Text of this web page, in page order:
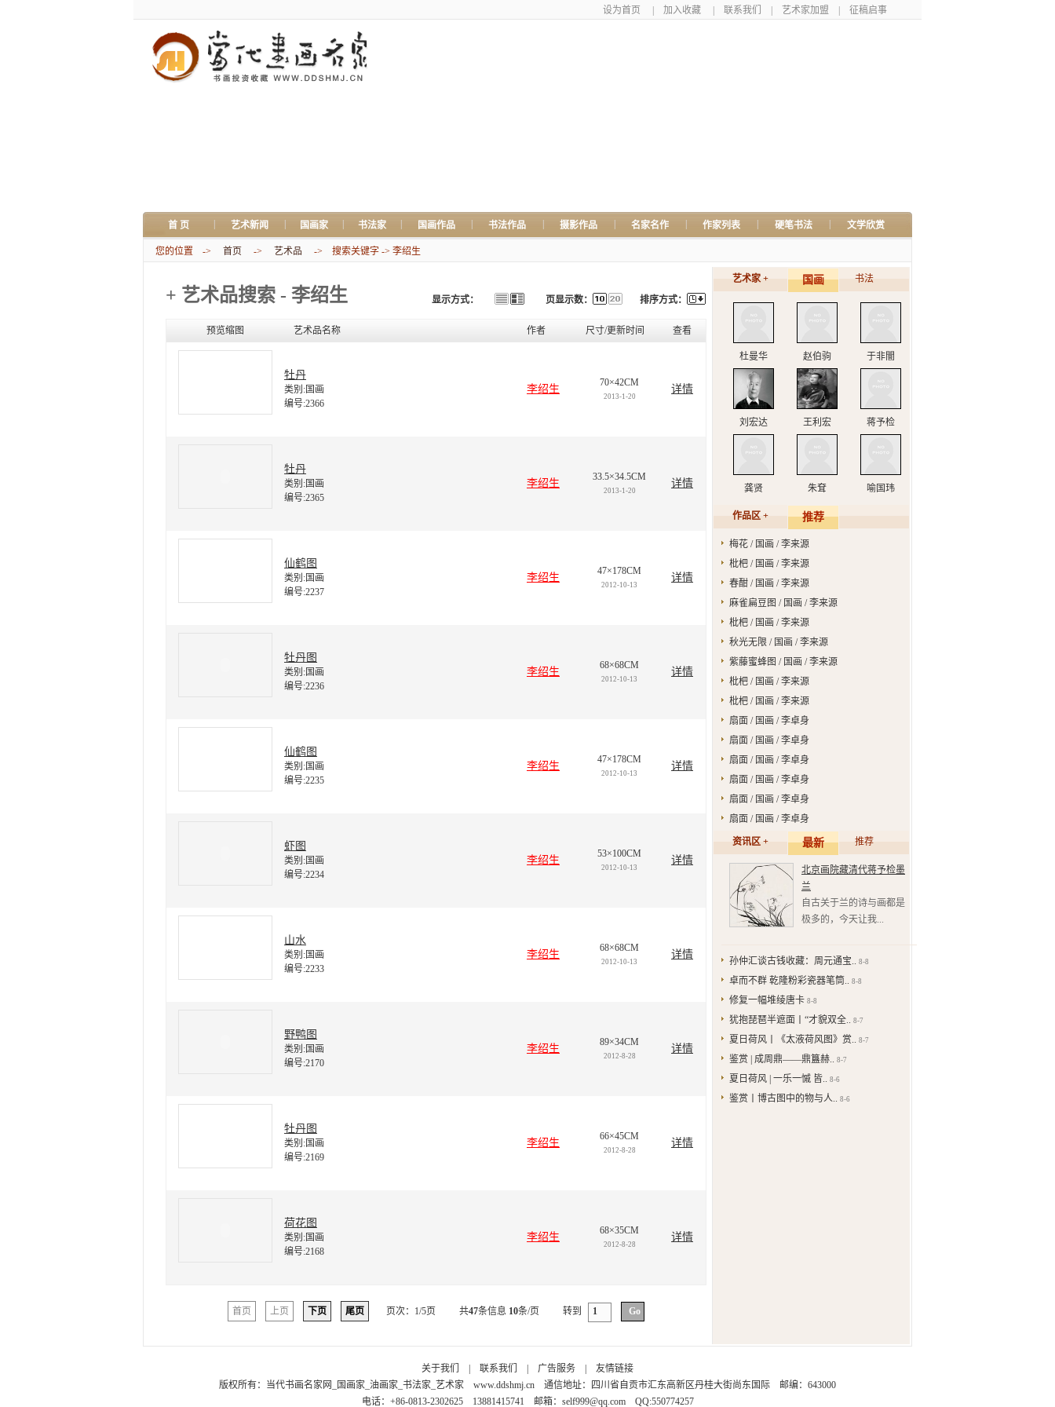
设为首页 加入收藏 联系我们 艺术家加盟 征稿启事
首 页 艺术新闻 国画家 书法家 国画作品 书法作品 摄影作品 名家名作 作家列表 硬笔书法 文学欣赏
您的位置 -> 首页 -> 艺术品 -> 搜索关键字 -> 李绍生
+ 艺术品搜索 - 李绍生 显示方式： 页显示数： 排序方式：
预览缩图 艺术品名称 作者 尺寸/更新时间 查看
牡丹
类别:国画
编号:2366
李绍生
70×42CM
2013-1-20
详情
牡丹
类别:国画
编号:2365
李绍生
33.5×34.5CM
2013-1-20
详情
仙鹤图
类别:国画
编号:2237
李绍生
47×178CM
2012-10-13
详情
牡丹图
类别:国画
编号:2236
李绍生
68×68CM
2012-10-13
详情
仙鹤图
类别:国画
编号:2235
李绍生
47×178CM
2012-10-13
详情
虾图
类别:国画
编号:2234
李绍生
53×100CM
2012-10-13
详情
山水
类别:国画
编号:2233
李绍生
68×68CM
2012-10-13
详情
野鸭图
类别:国画
编号:2170
李绍生
89×34CM
2012-8-28
详情
牡丹图
类别:国画
编号:2169
李绍生
66×45CM
2012-8-28
详情
荷花图
类别:国画
编号:2168
李绍生
68×35CM
2012-8-28
详情
首页 上页 下页 尾页 页次：1/5页 共47条信息 10条/页 转到
艺术家 + 国画 书法
杜曼华 赵伯驹 于非闇
刘宏达 王利宏 蒋予检
龚贤 朱耷 喻国玮
作品区 + 推荐
梅花 / 国画 / 李来源
枇杷 / 国画 / 李来源
春酣 / 国画 / 李来源
麻雀扁豆图 / 国画 / 李来源
枇杷 / 国画 / 李来源
秋光无限 / 国画 / 李来源
紫藤蜜蜂图 / 国画 / 李来源
枇杷 / 国画 / 李来源
枇杷 / 国画 / 李来源
扇面 / 国画 / 李卓身
扇面 / 国画 / 李卓身
扇面 / 国画 / 李卓身
扇面 / 国画 / 李卓身
扇面 / 国画 / 李卓身
扇面 / 国画 / 李卓身
资讯区 + 最新 推荐
北京画院藏清代蒋予检墨
兰
自古关于兰的诗与画都是
极多的，今天让我...
孙仲汇谈古钱收藏：周元通宝.. 8-8
卓而不群 乾隆粉彩瓷器笔筒.. 8-8
修复一幅堆绫唐卡 8-8
犹抱琵琶半遮面丨“才貌双全.. 8-7
夏日荷风丨《太液荷风图》赏.. 8-7
鉴赏 | 成周鼎——鼎簋赫.. 8-7
夏日荷风 | 一乐一慽 皆.. 8-6
鉴赏丨博古图中的物与人.. 8-6
关于我们 联系我们 广告服务
友情链接
版权所有： 当代书画名家网_国画家_油画家_书法家_艺术家 www.ddshmj.cn 通信地址：四川省自贡市汇东高新区丹桂大街尚东国际 邮编：643000
电话：+86-0813-2302625 13881415741 邮箱： self999@qq.comQQ:550774257